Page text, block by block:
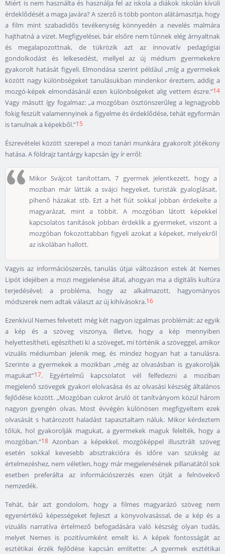
Miért is nem használta és használja fel az iskola a diákok iskolán kívüli
érdeklődését a maga javára? A szerző is több ponton alátámasztja, hogy
a film mint szabadidős tevékenység könnyedén a nevelés malmára
hajthatná a vizet. Megfigyelései, bár elsőre nem tűnnek elég árnyaltnak
és megalapozottnak, de tükrözik azt az innovatív pedagógiai
gondolkodást és lelkesedést, mellyel az új médium gyermekekre
gyakorolt hatását figyeli. Elmondása szerint például „míg a gyermekek
között nagy különbségeket tanulásukban mindenkor éreztem, addig a
mozgó-képek elmondásánál ezen különbségeket alig vettem észre.”14
Vagy másutt így fogalmaz: „a mozgóban ösztönszerűleg a legnagyobb
fokig feszült valamennyinek a figyelme és érdeklődése, tehát egyformán
is tanulnak a képekből.”15
Észrevételei között szerepel a mozi tanári munkára gyakorolt jótékony
hatása. A földrajz tantárgy kapcsán így ír erről:
Mikor Svájcot tanítottam, 7 gyermek jelentkezett, hogy a
moziban már látták a svájci hegyeket, turisták gyaloglásait,
pihenő házakat stb. Ezt a hét fiút sokkal jobban érdekelte a
magyarázat, mint a többit. A mozgóban látott képekkel
kapcsolatos tanítások jobban érdeklik a gyermeket, viszont a
mozgóban fokozottabban figyeli azokat a képeket, melyekről
az iskolában hallott.
Vagyis az információszerzés, tanulás útjai változáson estek át Nemes
Lipót idejében a mozi megjelenése által, ahogyan ma a digitális kultúra
terjedésével; a probléma, hogy az alkalmazott, hagyományos
módszerek nem adtak választ az új kihívásokra.16
Ezenkívül Nemes felvetett még két nagyon izgalmas problémát: az egyik
a kép és a szöveg viszonya, illetve, hogy a kép mennyiben
helyettesítheti, egészítheti ki a szöveget, mi történik a szöveggel, amikor
vizuális médiumban jelenik meg, és mindez hogyan hat a tanulásra.
Szerinte a gyermekek a mozikban „még az olvasásban is gyakorolják
magukat”17. Egyértelmű kapcsolatot vél felfedezni a moziban
megjelenő szövegek gyakori elolvasása és az olvasási készség általános
fejlődése között. „Mozgóban cukrot áruló öt tanítványom közül három
nagyon gyengén olvas. Most évvégén különösen megfigyeltem ezek
olvasását s határozott haladást tapasztaltam náluk. Mikor kérdeztem
tőlük, hol gyakorolják magukat, a gyermekek maguk felelték, hogy a
mozgóban.”18 Azonban a képekkel, mozgóképpel illusztrált szöveg
esetén sokkal kevesebb absztrakcióra és időre van szükség az
értelmezéshez, nem véletlen, hogy már megjelenésének pillanatától sok
esetben preferálta az információszerzés ezen útját a felnövekvő
nemzedék.
Tehát, bár azt gondolom, hogy a filmes magyarázó szöveg nem
egyenértékű képességeket fejleszt a könyvolvasással, de a kép és a
vizuális narratíva értelmező befogadására való készség olyan tudás,
melyet Nemes is pozitívumként emelt ki. A képek fontosságát az
esztétikai érzék fejlődése kapcsán említette: „A gyermek esztétikai